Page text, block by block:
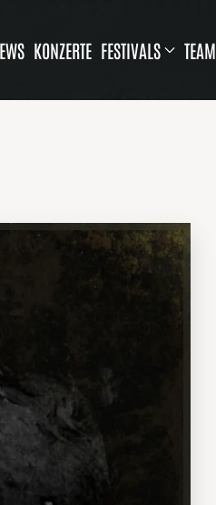
KONZERTE FESTIVALS TEAM